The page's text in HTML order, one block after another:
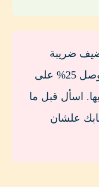
ضريبة
وخدمة (VAT + Service) ممكن توصل 25% على
اسأل قبل ما
في حسابك علشان